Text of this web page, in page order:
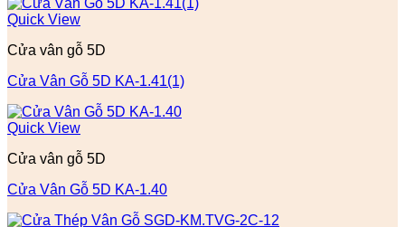
Quick View
Cửa vân gỗ 5D
Cửa Vân Gỗ 5D KA-1.41(1)
Quick View
Cửa vân gỗ 5D
Cửa Vân Gỗ 5D KA-1.40